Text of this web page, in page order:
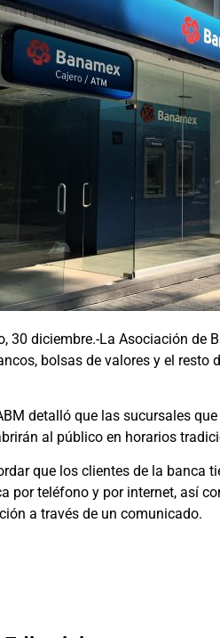
30 diciembre.-La Asociación de
bolsas de valores y el
detalló que las sucursales
al público en horarios
que los clientes de la banca
por teléfono y por internet, así
a través de un comunicado.